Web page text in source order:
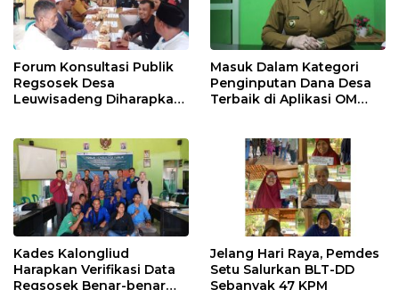
Forum Konsultasi Publik
Regsosek Desa
Leuwisadeng Diharapkan
Masuk Dalam Kategori
Penginputan Dana Desa
Terbaik di Aplikasi OM
Kerjasama Semua Pihak
Kades Kalongliud
Harapkan Verifikasi Data
Regsosek Benar-benar
Jelang Hari Raya, Pemdes
Setu Salurkan BLT-DD
Sebanyak 47 KPM